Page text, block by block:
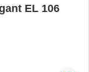
EL 106